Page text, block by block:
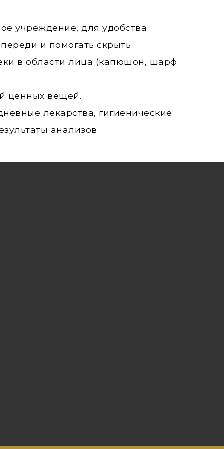
учреждение, для удобства
и помогать скрыть
в области лица (капюшон, шарф
ценных вещей.
лекарства, гигиенические
анализов.